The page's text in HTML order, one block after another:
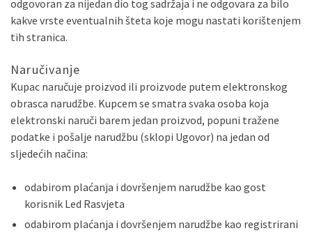
odgovoran za nijedan dio tog sadržaja i ne odgovara za bilo
kakve vrste eventualnih šteta koje mogu nastati korištenjem
tih stranica.
Naručivanje
Kupac naručuje proizvod ili proizvode putem elektronskog
obrasca narudžbe. Kupcem se smatra svaka osoba koja
elektronski naruči barem jedan proizvod, popuni tražene
podatke i pošalje narudžbu (sklopi Ugovor) na jedan od
sljedećih načina:
odabirom plaćanja i dovršenjem narudžbe kao gost
korisnik Led Rasvjeta
odabirom plaćanja i dovršenjem narudžbe kao registrirani